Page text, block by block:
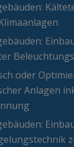
oder
Anlagen